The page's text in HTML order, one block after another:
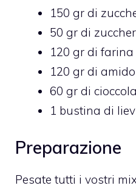
150 gr di
50 gr di
120 gr di
120 gr di
60 gr di
1 bustina di
Preparazione
Pesate tutti i vostri